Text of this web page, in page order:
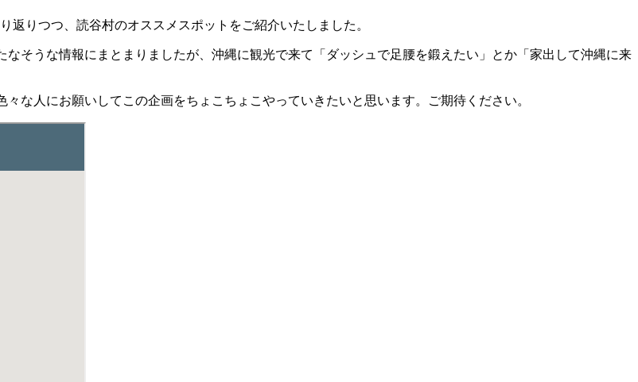
りつつ、読谷村のオススメスポットをご紹介いたしました。
そうな情報にまとまりましたが、沖縄に観光で来て「ダッシュで足腰を鍛えたい」とか「家出して沖縄に来
な人にお願いしてこの企画をちょこちょこやっていきたいと思います。ご期待ください。